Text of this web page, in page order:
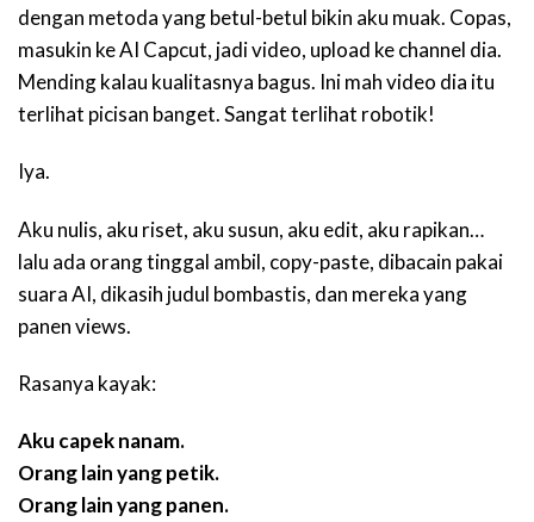
dengan metoda yang betul-betul bikin aku muak. Copas,
masukin ke AI Capcut, jadi video, upload ke channel dia.
Mending kalau kualitasnya bagus. Ini mah video dia itu
terlihat picisan banget. Sangat terlihat robotik!
Iya.
Aku nulis, aku riset, aku susun, aku edit, aku rapikan…
lalu ada orang tinggal ambil, copy-paste, dibacain pakai
suara AI, dikasih judul bombastis, dan mereka yang
panen views.
Rasanya kayak:
Aku capek nanam.
Orang lain yang petik.
Orang lain yang panen.